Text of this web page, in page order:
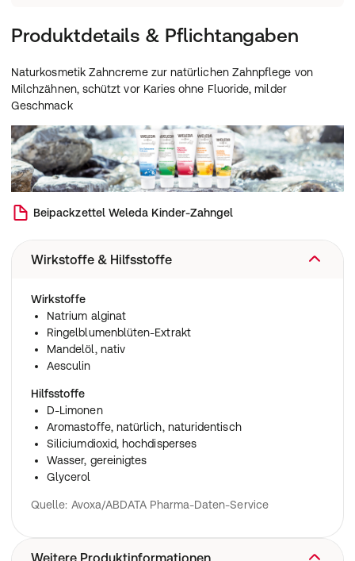
Produktdetails & Pflichtangaben
Naturkosmetik Zahncreme zur natürlichen Zahnpflege von
Milchzähnen, schützt vor Karies ohne Fluoride, milder
Geschmack
Beipackzettel Weleda Kinder-Zahngel
Wirkstoffe & Hilfsstoffe
Wirkstoffe
Natrium alginat
Ringelblumenblüten-Extrakt
Mandelöl, nativ
Aesculin
Hilfsstoffe
D-Limonen
Aromastoffe, natürlich, naturidentisch
Siliciumdioxid, hochdisperses
Wasser, gereinigtes
Glycerol
Quelle: Avoxa/ABDATA Pharma-Daten-Service
Weitere Produktinformationen